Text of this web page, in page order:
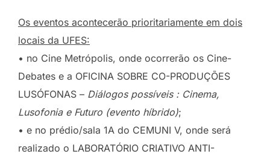
Os eventos acontecerão prioritariamente em dois
locais da UFES:
• no Cine Metrópolis, onde ocorrerão os Cine-
Debates e a OFICINA SOBRE CO-PRODUÇÕES
LUSÓFONAS – Diálogos possíveis : Cinema,
Lusofonia e Futuro (evento híbrido);
• e no prédio/sala 1A do CEMUNI V, onde será
realizado o LABORATÓRIO CRIATIVO ANTI-